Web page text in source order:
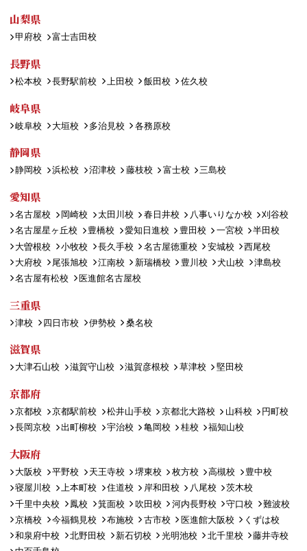
山梨県
甲府校 富士吉田校
長野県
松本校 長野駅前校 上田校 飯田校 佐久校
岐阜県
岐阜校 大垣校 多治見校 各務原校
静岡県
静岡校 浜松校 沼津校 藤枝校 富士校 三島校
愛知県
名古屋校 岡崎校 太田川校 春日井校 八事いりなか校
刈谷校
名古屋星ヶ丘校
豊橋校 愛知日進校 豊田校 一宮校
半田校
大曽根校
小牧校 長久手校 名古屋徳重校 安城校
西尾校
大府校
尾張旭校 江南校 新瑞橋校 豊川校 犬山校
津島校
名古屋有松校
医進館名古屋校
三重県
津校 四日市校 伊勢校 桑名校
滋賀県
大津石山校 滋賀守山校 滋賀彦根校 草津校 堅田校
京都府
京都校 京都駅前校 松井山手校 京都北大路校 山科校
円町校
長岡京校
出町柳校 宇治校 亀岡校 桂校 福知山校
大阪府
大阪校 平野校 天王寺校 堺東校 枚方校 高槻校
豊中校
寝屋川校
上本町校 住道校 岸和田校 八尾校
茨木校
千里中央校
鳳校 箕面校 吹田校 河内長野校 守口校
難波校
京橋校
今福鶴見校 布施校 古市校 医進館大阪校
くずは校
和泉府中校
北野田校 新石切校 光明池校 北千里校
藤井寺校